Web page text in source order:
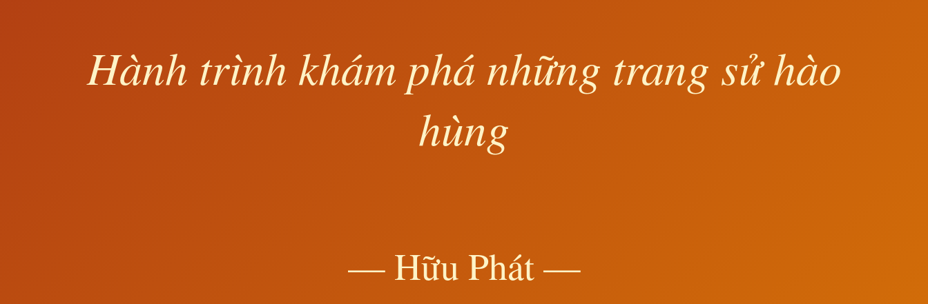
Hành trình khám phá những trang sử hào
hùng
— Hữu Phát —